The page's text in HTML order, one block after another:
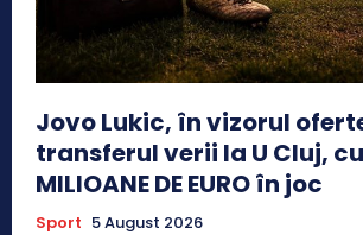
Jovo Lukic, în vizorul
transferul verii la U Cluj,
MILIOANE DE EURO în joc
Sport 5 August 2026